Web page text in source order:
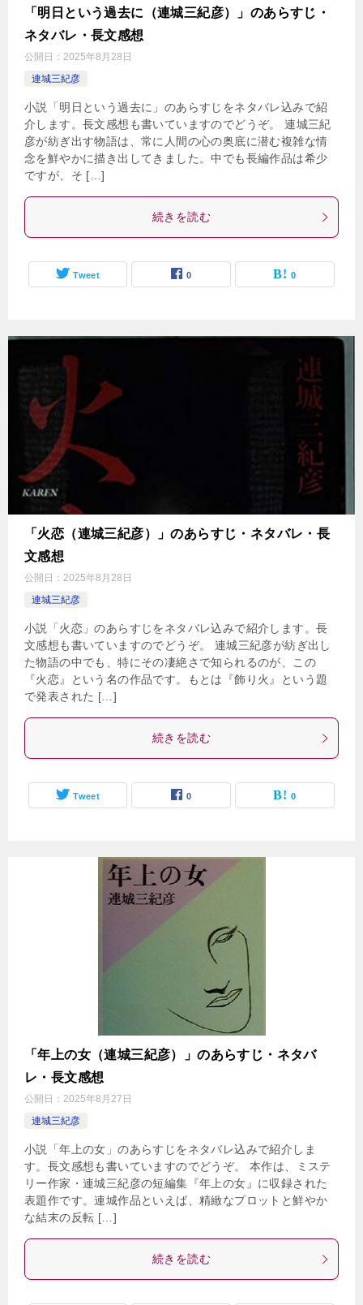
「明日という過去に（連城三紀彦）」のあらすじ・
ネタバレ・長文感想
公開日： 2025年8月28日
連城三紀彦
小説「明日という過去に」のあらすじをネタバレ込みで紹
介します。長文感想も書いていますのでどうぞ。 連城三紀
彦が紡ぎ出す物語は、常に人間の心の奥底に潜む複雑な情
念を鮮やかに描き出してきました。中でも長編作品は希少
ですが、そ […]
続きを読む
Tweet 0 0
「火恋（連城三紀彦）」のあらすじ・ネタバレ・長
文感想
公開日： 2025年8月28日
連城三紀彦
小説「火恋」のあらすじをネタバレ込みで紹介します。長
文感想も書いていますのでどうぞ。 連城三紀彦が紡ぎ出し
た物語の中でも、特にその凄絶さで知られるのが、この
『火恋』という名の作品です。もとは『飾り火』という題
で発表された […]
続きを読む
Tweet 0 0
「年上の女（連城三紀彦）」のあらすじ・ネタバ
レ・長文感想
公開日： 2025年8月27日
連城三紀彦
小説「年上の女」のあらすじをネタバレ込みで紹介しま
す。長文感想も書いていますのでどうぞ。 本作は、ミステ
リー作家・連城三紀彦の短編集『年上の女』に収録された
表題作です。連城作品といえば、精緻なプロットと鮮やか
な結末の反転 […]
続きを読む